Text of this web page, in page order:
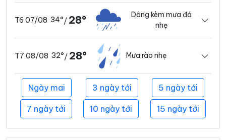
T6 07/08 34°/ 28°
Dông kèm mưa đá
nhẹ
T7 08/08 32°/ 28° Mưa rào nhẹ
Ngày mai 3 ngày tới 5 ngày tới
7 ngày tới 10 ngày tới 15 ngày tới